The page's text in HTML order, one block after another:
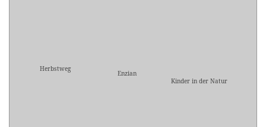
Herbstweg
Enzian
Kinder in der Natur